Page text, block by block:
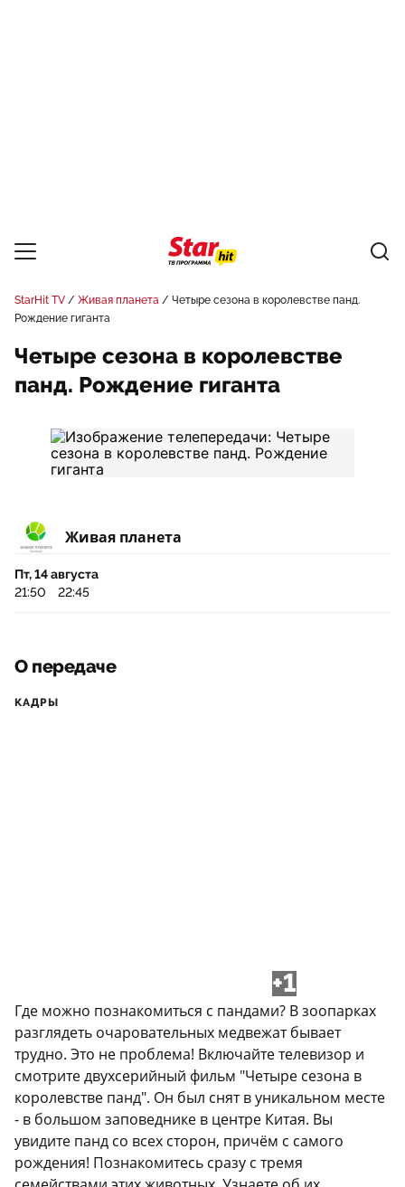
StarHit TV Живая планета
Четыре сезона в королевстве панд.
Рождение гиганта
Четыре сезона в королевстве
панд. Рождение гиганта
Живая планета
Пт, 14 августа
21:50
22:45
О передаче
КАДРЫ
+1
Где можно познакомиться с пандами? В зоопарках
разглядеть очаровательных медвежат бывает
трудно. Это не проблема! Включайте телевизор и
смотрите двухсерийный фильм "Четыре сезона в
королевстве панд". Он был снят в уникальном месте
- в большом заповеднике в центре Китая. Вы
увидите панд со всех сторон, причём с самого
рождения! Познакомитесь сразу с тремя